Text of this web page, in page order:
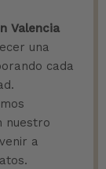
Valencia
una
cada
nuestro
a